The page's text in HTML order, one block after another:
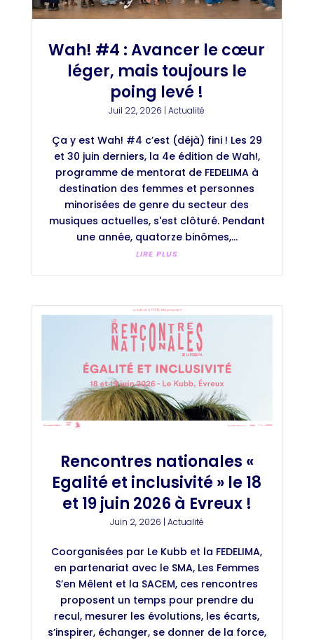
Wah! #4 : Avancer le cœur
léger, mais toujours le
poing levé !
Juil 22, 2026 |Actualité
Ça y est Wah! #4 c’est (déjà) fini ! Les 29
et 30 juin derniers, la 4e édition de Wah!,
programme de mentorat de FEDELIMA à
destination des femmes et personnes
minorisées de genre du secteur des
musiques actuelles, s'est clôturé. Pendant
une année, quatorze binômes,...
LIRE PLUS
Rencontres nationales «
Egalité et inclusivité » le 18
et 19 juin 2026 à Evreux !
Juin 2, 2026 | Actualité
Coorganisées par Le Kubb et la FEDELIMA,
en partenariat avec le SMA, Les Femmes
S’en Mêlent et la SACEM, ces rencontres
proposent un temps pour prendre du
recul, mesurer les évolutions, les écarts,
s’inspirer, échanger, se donner de la force,